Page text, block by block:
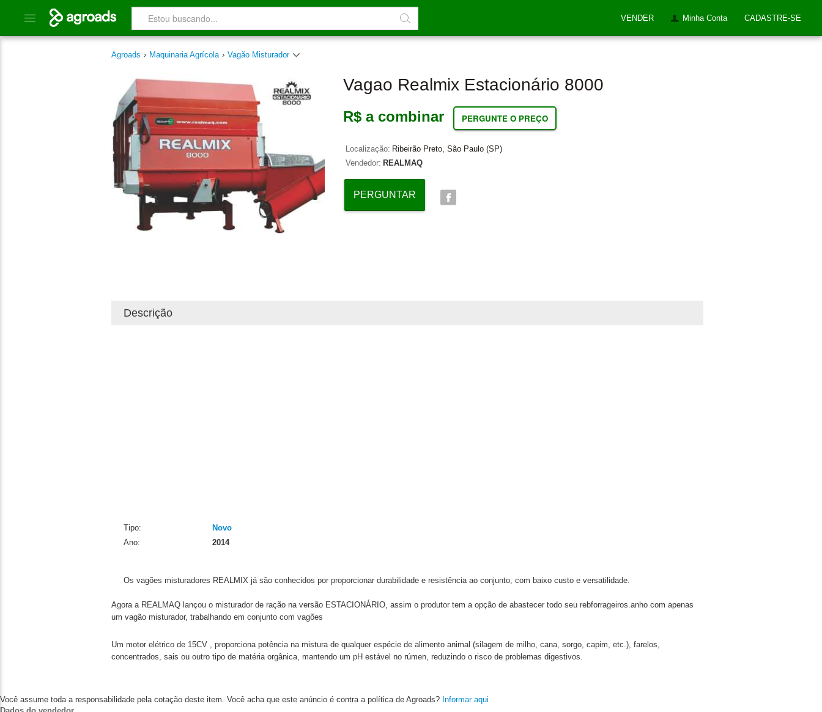
VENDER Minha Conta CADASTRE-SE
Agroads › Maquinaria Agrícola › Vagão Misturador
Vagao Realmix Estacionário 8000
R$ a combinar PERGUNTE O PREÇO
Localização: Ribeirão Preto, São Paulo (SP)
Vendedor: REALMAQ
PERGUNTAR
Descrição
Tipo:
Novo
Ano:
2014
Os vagões misturadores REALMIX já são conhecidos por proporcionar durabilidade e resistência ao conjunto, com baixo custo e versatilidade.
Agora a REALMAQ lançou o misturador de ração na versão ESTACIONÁRIO, assim o produtor tem a opção de abastecer todo seu rebforrageiros.anho com apenas
um vagão misturador, trabalhando em conjunto com vagões
Um motor elétrico de 15CV , proporciona potência na mistura de qualquer espécie de alimento animal (silagem de milho, cana, sorgo, capim, etc.), farelos,
concentrados, sais ou outro tipo de matéria orgânica, mantendo um pH estável no rúmen, reduzindo o risco de problemas digestivos.
Você assume toda a responsabilidade pela cotação deste item. Você acha que este anúncio é contra a política de Agroads? Informar aqui